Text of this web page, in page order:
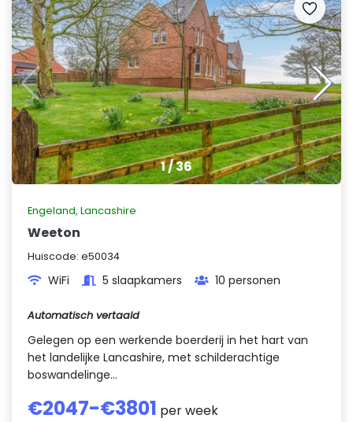
1/36
Engeland, Lancashire
Weeton
Huiscode: e50034
WiFi 5 slaapkamers 10 personen
Automatisch vertaald
Gelegen op een werkende boerderij in het hart van
het landelijke Lancashire, met schilderachtige
boswandelinge...
€2047-€3801 per week